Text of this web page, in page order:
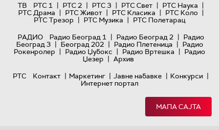
ТВ
РТС 1 | РТС 2 | РТС 3 | РТС Свет | РТС Наука |
РТС Драма | РТС Живот | РТС Класика | РТС Коло |
РТС Трезор | РТС Музика | РТС Полетарац
РАДИО
Радио Београд 1 | Радио Београд 2 | Радио
Београд 3 | Београд 202 | Радио Плетеница | Радио
Рокенролер | Радио Џубокс | Радио Вртешка | Радио
Џезер | Архив
РТС
Контакт | Маркетинг | Јавне набавке | Конкурси |
Интернет портал
МАПА САЈТА